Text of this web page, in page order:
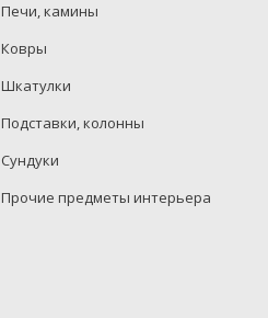
Печи, камины
Ковры
Шкатулки
Подставки, колонны
Сундуки
Прочие предметы интерьера